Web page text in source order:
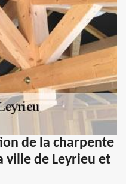
de la charpente
ville de Leyrieu et